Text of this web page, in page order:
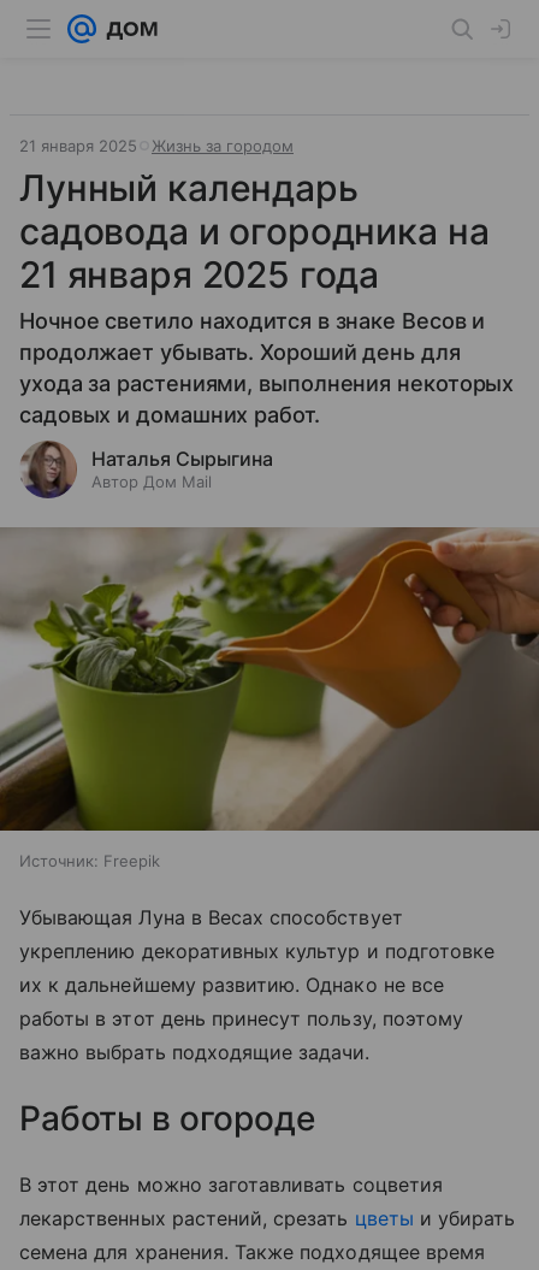
21 января 2025 Жизнь за городом
Лунный календарь
садовода и огородника на
21 января 2025 года
Ночное светило находится в знаке Весов и
продолжает убывать. Хороший день для
ухода за растениями, выполнения некоторых
садовых и домашних работ.
Наталья Сырыгина
Автор Дом Mail
Источник: Freepik
Убывающая Луна в Весах способствует
укреплению декоративных культур и подготовке
их к дальнейшему развитию. Однако не все
работы в этот день принесут пользу, поэтому
важно выбрать подходящие задачи.
Работы в огороде
В этот день можно заготавливать соцветия
лекарственных растений, срезать цветы и убирать
семена для хранения. Также подходящее время